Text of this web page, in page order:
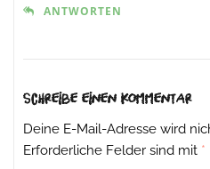
ANTWORTEN
Schreibe einen Kommentar
Deine E-Mail-Adresse wird
Erforderliche Felder sind mit *